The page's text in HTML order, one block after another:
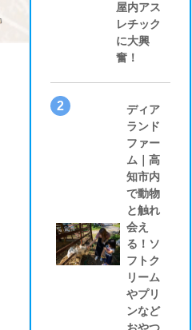
屋内アス
レチック
に大興
奮！
2
ディア
ランド
ファー
ム｜高
知市内
で動物
と触れ
会え
る！ソ
フトク
リーム
やプリ
ンなど